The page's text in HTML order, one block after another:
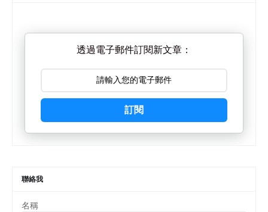
透過電子郵件訂閱新文章：
訂閱
聯絡我
名稱